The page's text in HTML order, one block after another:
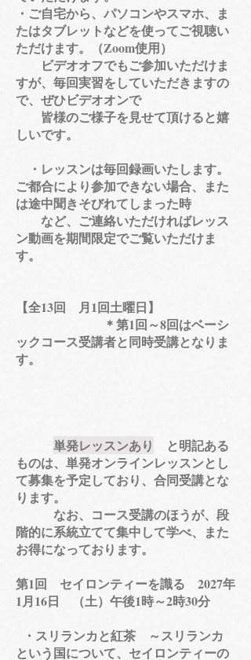
・ご自宅から、パソコンやスマホ、ま
たはタブレットなどを使ってご視聴い
ただけます。（Zoom使用）
ビデオオフでもご参加いただけま
すが、毎回実習をしていただきますの
で、ぜひビデオオンで
皆様のご様子を見せて頂けると嬉
しいです。
​ ・レッスンは毎回録画いたします。
ご都合により参加できない場合、また
は途中聞きそびれてしまった時
など、ご連絡いただければレッス
ン動画を期間限定でご覧いただけま
す。
【全13回 月1回土曜日】
＊第1回～8回はベーシ
ック​コース受講者と同時受講となりま
す。
単発レッスンあり
と明記ある
ものは、単発オンラインレッスンとし
て募集を予定しており、合同受講とな
ります。
なお、コース受講のほうが、段
階的に系統立てて集中して学べ、また
お得になっております。
第1回 セイロンティーを識る 2027年
1月16日 （土）午後1時～2時30分
・スリランカと紅茶 ～スリランカ
という国について、セイロンティーの